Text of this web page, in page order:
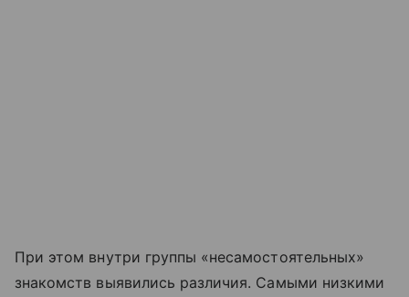
При этом внутри группы «несамостоятельных»
знакомств выявились различия. Самыми низкими